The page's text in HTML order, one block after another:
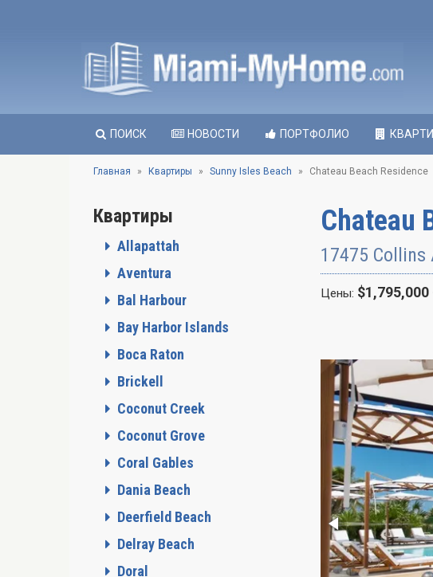
ПОИСК НОВОСТИ ПОРТФОЛИО
Главная Квартиры Sunny Isles Beach Chateau Beach Residence
Chateau
17475 Collins
Цены:
Квартиры
Allapattah
Aventura
Bal Harbour
Bay Harbor Islands
Boca Raton
Brickell
Coconut Creek
Coconut Grove
Coral Gables
Dania Beach
Deerfield Beach
Delray Beach
Doral